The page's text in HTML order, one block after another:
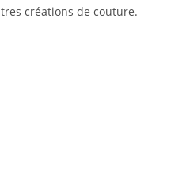
créations de couture.